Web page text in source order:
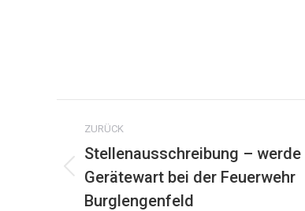
Kommentarnavigation
ZURÜCK
Vorheriger
Beitrag:
Stellenausschreibung – werde
Gerätewart bei der Feuerwehr
Burglengenfeld